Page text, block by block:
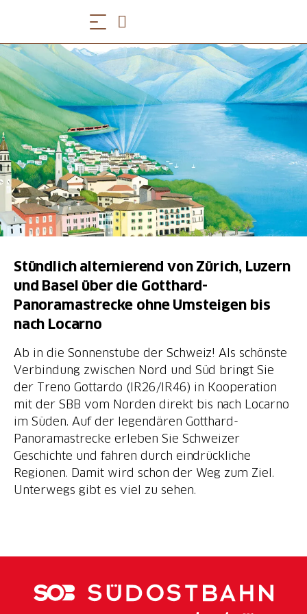
Stündlich alternierend von Zürich, Luzern
und Basel über die Gotthard-
Panoramastrecke ohne Umsteigen bis
nach Locarno
Ab in die Sonnenstube der Schweiz! Als schönste
Verbindung zwischen Nord und Süd bringt Sie
der Treno Gottardo (IR26/IR46) in Kooperation
mit der SBB vom Norden direkt bis nach Locarno
im Süden. Auf der legendären Gotthard-
Panoramastrecke erleben Sie Schweizer
Geschichte und fahren durch eindrückliche
Regionen. Damit wird schon der Weg zum Ziel.
Unterwegs gibt es viel zu sehen.